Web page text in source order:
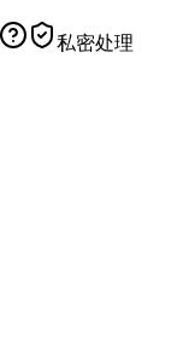
私密处理